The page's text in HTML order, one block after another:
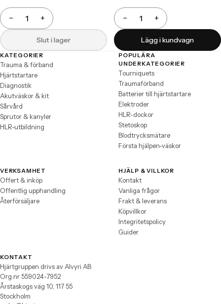
−
Antal +
Slut i lager
−
Antal +
Lägg i kundvagn
Sidfot
KATEGORIER
Trauma & förband
Hjärtstartare
Diagnostik
Akutväskor & kit
Sårvård
Sprutor & kanyler
HLR-utbildning
POPULÄRA
UNDERKATEGORIER
Tourniquets
Traumaförband
Batterier till hjärtstartare
Elektroder
HLR-dockor
Stetoskop
Blodtrycksmätare
Första hjälpen-väskor
VERKSAMHET
Offert & inköp
Offentlig upphandling
Återförsäljare
HJÄLP & VILLKOR
Kontakt
Vanliga frågor
Frakt & leverans
Köpvillkor
Integritetspolicy
Guider
KONTAKT
Hjärtgruppen drivs av Alvyri AB
Org.nr 559024-7952
Årstaskogs väg 10, 117 55
Stockholm